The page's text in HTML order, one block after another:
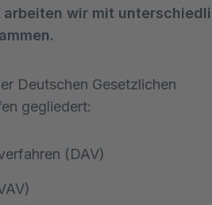
arbeiten wir mit
Deutschen Gesetzlichen
gegliedert:
(DAV)